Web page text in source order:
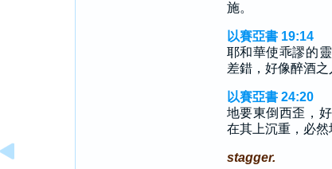
施。
以賽亞書 19:14
耶和華使乖謬的
差錯，好像醉酒之
以賽亞書 24:20
地要東倒西歪，
在其上沉重，必然
stagger.